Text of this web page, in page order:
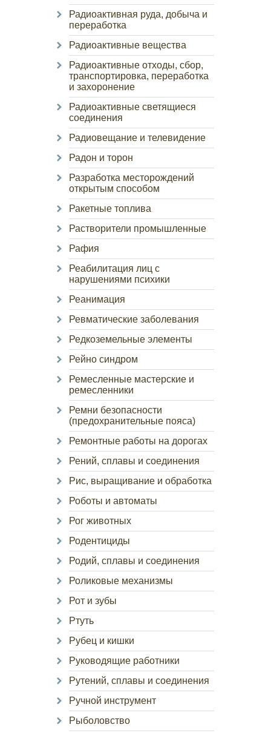
Радиоактивная руда, добыча и
переработка
Радиоактивные вещества
Радиоактивные отходы, сбор,
транспортировка, переработка
и захоронение
Радиоактивные светящиеся
соединения
Радиовещание и телевидение
Радон и торон
Разработка месторождений
открытым способом
Ракетные топлива
Растворители промышленные
Рафия
Реабилитация лиц с
нарушениями психики
Реанимация
Ревматические заболевания
Редкоземельные элементы
Рейно синдром
Ремесленные мастерские и
ремесленники
Ремни безопасности
(предохранительные пояса)
Ремонтные работы на дорогах
Рений, сплавы и соединения
Рис, выращивание и обработка
Роботы и автоматы
Рог животных
Родентициды
Родий, сплавы и соединения
Роликовые механизмы
Рот и зубы
Ртуть
Рубец и кишки
Руководящие работники
Рутений, сплавы и соединения
Ручной инструмент
Рыболовство